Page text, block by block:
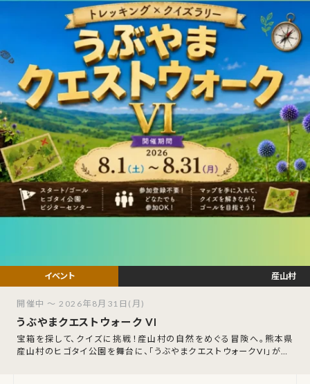
うぶやまクエストウォーク VI
宝箱を探して、クイズに挑戦！産山村の自然をめぐる冒険へ。熊本県
産山村のヒゴタイ公園を舞台に、「うぶやまクエストウォークVI」が20
産山村
開催中 ～ 2026年8月31日(月)